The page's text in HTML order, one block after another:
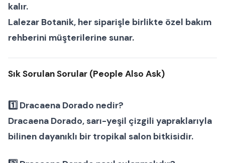
kalır.
Lalezar Botanik, her siparişle birlikte özel bakım
rehberini müşterilerine sunar.
Sık Sorulan Sorular (People Also Ask)
1️⃣ Dracaena Dorado nedir?
Dracaena Dorado, sarı-yeşil çizgili yapraklarıyla
bilinen dayanıklı bir tropikal salon bitkisidir.